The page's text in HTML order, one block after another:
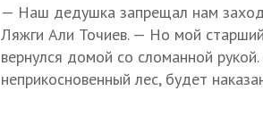
— Наш дедушка запрещал нам
Ляжги Али Точиев. — Но мой
вернулся домой со сломанной
неприкосновенный лес, будет